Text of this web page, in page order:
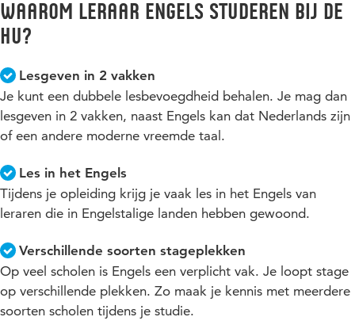
Ga naar de studiegids
Waarom Leraar Engels studeren bij de
HU?
Lesgeven in 2 vakken
Je kunt een dubbele lesbevoegdheid behalen. Je mag dan
lesgeven in 2 vakken, naast Engels kan dat Nederlands zijn
of een andere moderne vreemde taal.
Les in het Engels
Tijdens je opleiding krijg je vaak les in het Engels van
leraren die in Engelstalige landen hebben gewoond.
Verschillende soorten stageplekken
Op veel scholen is Engels een verplicht vak. Je loopt stage
op verschillende plekken. Zo maak je kennis met meerdere
soorten scholen tijdens je studie.